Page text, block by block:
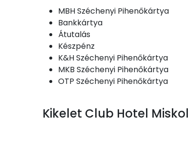
MBH Széchenyi Pihenőkártya
Bankkártya
Átutalás
Készpénz
K&H Széchenyi Pihenőkártya
MKB Széchenyi Pihenőkártya
OTP Széchenyi Pihenőkártya
Kikelet Club Hotel